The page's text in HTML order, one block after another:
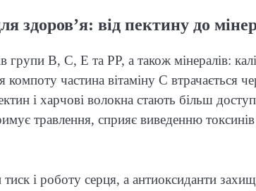
здоров’я: від пектину до
групи B, C, E та PP, а також мінералів:
частина вітаміну C втрачається
і харчові волокна стають більш
травлення, сприяє виведенню токсинів
і роботу серця, а антиоксиданти